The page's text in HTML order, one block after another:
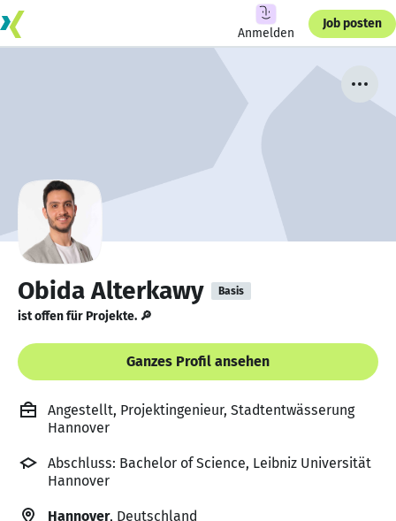
Anmelden
Job posten
Obida Alterkawy Basis
ist offen für Projekte. 🔎
Ganzes Profil ansehen
Angestellt, Projektingenieur, Stadtentwässerung
Hannover
Abschluss: Bachelor of Science, Leibniz Universität
Hannover
Hannover, Deutschland